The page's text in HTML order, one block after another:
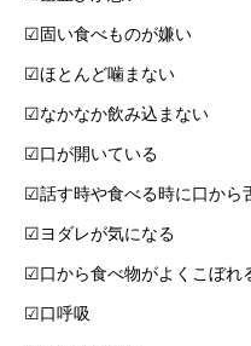
☑︎固い食べものが嫌い
☑︎ほとんど噛まない
☑︎なかなか飲み込まない
☑︎口が開いている
☑︎話す時や食べる時に口から
☑︎ヨダレが気になる
☑︎口から食べ物がよくこぼれ
☑︎口呼吸